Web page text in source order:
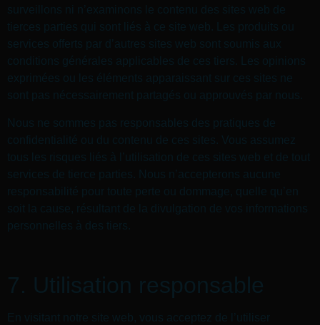
surveillons ni n’examinons le contenu des sites web de
tierces parties qui sont liés à ce site web. Les produits ou
services offerts par d’autres sites web sont soumis aux
conditions générales applicables de ces tiers. Les opinions
exprimées ou les éléments apparaissant sur ces sites ne
sont pas nécessairement partagés ou approuvés par nous.
Nous ne sommes pas responsables des pratiques de
confidentialité ou du contenu de ces sites. Vous assumez
tous les risques liés à l’utilisation de ces sites web et de tout
services de tierce parties. Nous n’accepterons aucune
responsabilité pour toute perte ou dommage, quelle qu’en
soit la cause, résultant de la divulgation de vos informations
personnelles à des tiers.
7. Utilisation responsable
En visitant notre site web, vous acceptez de l’utiliser